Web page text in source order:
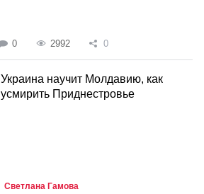
0 2992 0
Украина научит Молдавию, как
усмирить Приднестровье
Светлана Гамова